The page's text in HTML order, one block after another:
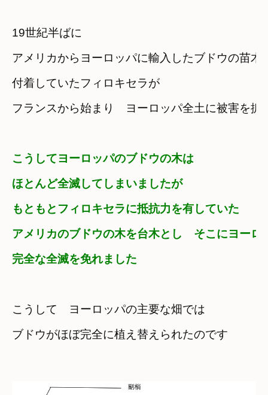
19世紀半ばに
アメリカからヨーロッパに輸入したブドウの苗木
付着していたフィロキセラが
フランスから始まり　ヨーロッパ全土に被害を拡
こうしてヨーロッパのブドウの木は
ほとんど全滅してしまいましたが
もともとフィロキセラに抵抗力を有していた
アメリカのブドウの木を台木とし　そこにヨーロ
完全な全滅を免れました
こうして　ヨーロッパの主要な畑では
ブドウがほぼ完全に植え替えられたのです